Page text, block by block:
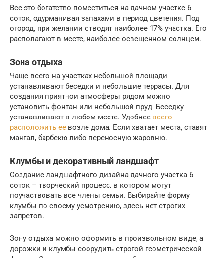
Все это богатство поместиться на дачном участке 6
соток, одурманивая запахами в период цветения. Под
огород, при желании отводят наиболее 17% участка. Его
располагают в месте, наиболее освещенном солнцем.
Зона отдыха
Чаще всего на участках небольшой площади
устанавливают беседки и небольшие террасы. Для
создания приятной атмосферы рядом можно
установить фонтан или небольшой пруд. Беседку
устанавливают в любом месте. Удобнее всего
расположить ее возле дома. Если хватает места, ставят
мангал, барбекю либо переносную жаровню.
Клумбы и декоративный ландшафт
Создание ландшафтного дизайна дачного участка 6
соток – творческий процесс, в котором могут
поучаствовать все члены семьи. Выбирайте форму
клумбы по своему усмотрению, здесь нет строгих
запретов.
Зону отдыха можно оформить в произвольном виде, а
дорожки и клумбы соорудить строгой геометрической